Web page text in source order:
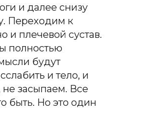
и далее снизу
Переходим к
и плечевой сустав.
полностью
будут
и тело, и
не засыпаем. Все
быть. Но это один